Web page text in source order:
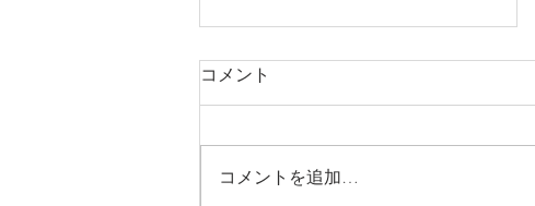
コメント
コメントを追加…